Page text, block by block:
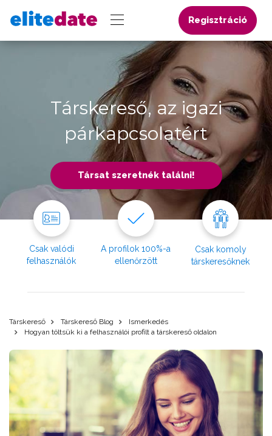
Regisztráció
Társkereső, az igazi
párkapcsolatért
Társat szeretnék találni!
Csak valódi
felhasználók
A profilok 100%-a
ellenőrzött
Csak komoly
társkeresőknek
Társkereső Társkereső Blog
Ismerkedés
Hogyan töltsük ki a felhasználói profilt a társkereső oldalon